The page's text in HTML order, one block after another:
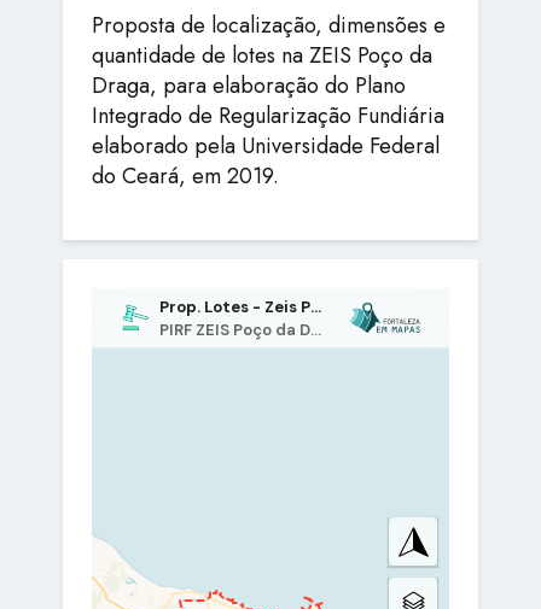
Proposta de localização, dimensões e
quantidade de lotes na ZEIS Poço da
Draga, para elaboração do Plano
Integrado de Regularização Fundiária
elaborado pela Universidade Federal
do Ceará, em 2019.